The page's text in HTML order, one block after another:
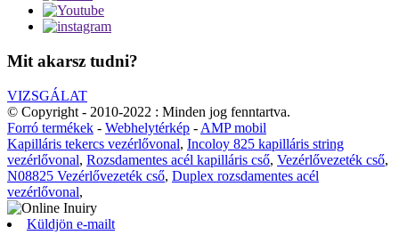
Mit akarsz tudni?
VIZSGÁLAT
© Copyright - 2010-2022 : Minden jog fenntartva.
Forró termékek - Webhelytérkép - AMP mobil
Kapilláris tekercs vezérlővonal, Incoloy 825 kapilláris string
vezérlővonal, Rozsdamentes acél kapilláris cső, Vezérlővezeték cső,
N08825 Vezérlővezeték cső, Duplex rozsdamentes acél
vezérlővonal,
Küldjön e-mailt